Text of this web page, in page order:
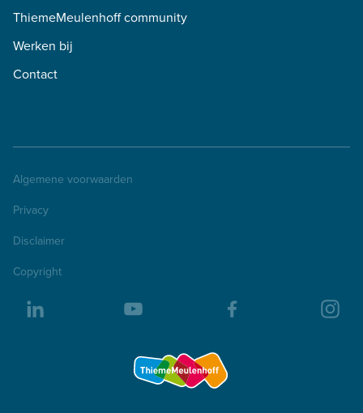
ThiemeMeulenhoff community
Werken bij
Contact
Algemene voorwaarden
Privacy
Disclaimer
Copyright